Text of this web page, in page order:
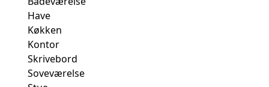
Have
Køkken
Kontor
Skrivebord
Soveværelse